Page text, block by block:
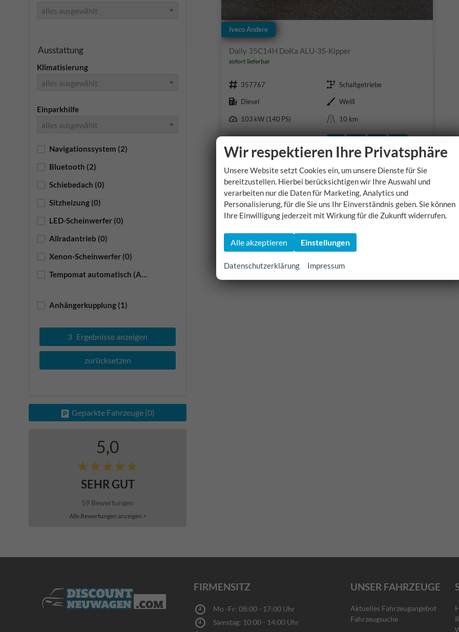
Iveco Andere
Daily 35C14H DoKa ALU-3S-Kipper
sofort lieferbar
Fahrzeugnr. 357767 Getriebe Schaltgetriebe
Kraftstoff Diesel Außenfarbe Weiß
Leistung
103 kW (140 PS) Kilometerstand 10 km
51.090,– €
incl. 19% MwSt.
CO2-Emissionen:200,00 g/km
alles ausgewählt
Ausstattung
Klimatisierung
alles ausgewählt
Einparkhilfe
alles ausgewählt
Navigationssystem (2)
Bluetooth (2)
Schiebedach (0)
Sitzheizung (0)
LED-Scheinwerfer (0)
Allradantrieb (0)
Xenon-Scheinwerfer (0)
Tempomat automatisch (ACC)
Anhängerkupplung (1)
3 Ergebnisse anzeigen
zurücksetzen
Geparkte Fahrzeuge (0)
5,0
SEHR GUT
59 Bewertungen
Alle Bewertungen anzeigen >
FIRMENSITZ
Mo -Fr: 08:00 - 17:00 Uhr
Samstag: 10:00 - 14:00 Uhr
UNSER FAHRZEUGE
Aktuelles Fahrzeugangebot
Fahrzeugsuche
Wir respektieren Ihre Privatsphäre
Unsere Website setzt Cookies ein, um unsere Dienste für Sie
bereitzustellen. Hierbei berücksichtigen wir Ihre Auswahl und
verarbeiten nur die Daten für Marketing, Analytics und
Personalisierung, für die Sie uns Ihr Einverständnis geben. Sie können
Ihre Einwilligung jederzeit mit Wirkung für die Zukunft widerrufen.
Alle akzeptieren Einstellungen
Datenschutzerklärung Impressum